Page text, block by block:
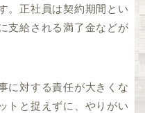
。正社員は契約期間とい
支給される満了金などが
に対する責任が大きくな
トと捉えずに、やりがい